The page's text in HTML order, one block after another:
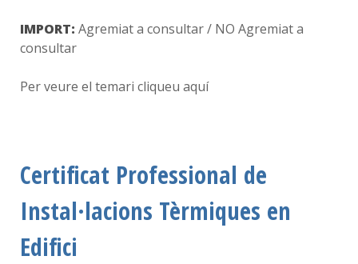
IMPORT: Agremiat a consultar / NO Agremiat a
consultar
Per veure el temari cliqueu aquí
Certificat Professional de
Instal·lacions Tèrmiques en
Edifici